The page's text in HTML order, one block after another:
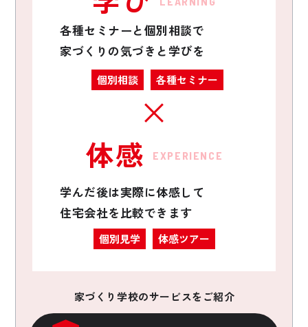
各種セミナーと個別相談で
家づくりの気づきと学びを
個別相談 各種セミナー
EXPERIENCE
体感
学んだ後は実際に体感して
住宅会社を比較できます
個別見学 体感ツアー
家づくり学校のサービスをご紹介